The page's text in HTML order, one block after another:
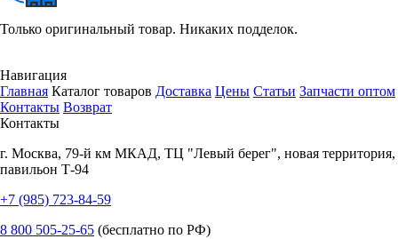
Только оригинальный товар. Никаких подделок.
Навигация
Главная Каталог товаров Доставка Цены Статьи Запчасти оптом
Контакты Возврат
Контакты
г. Москва, 79-й км МКАД, ТЦ "Левый берег", новая территория,
павильон Т-94
+7 (985) 723-84-59
8 800 505-25-65 (бесплатно по РФ)